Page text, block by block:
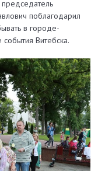
председатель
поблагодарил
в городе-
Витебска.